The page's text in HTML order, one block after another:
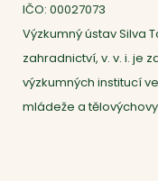
IČO: 00027073
Výzkumný ústav Silva
zahradnictví, v. v. i. je
výzkumných institucí
mládeže a